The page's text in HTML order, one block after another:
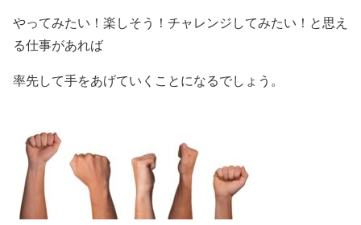
やってみたい！楽しそう！チャレンジしてみたい！と思え
る仕事があれば
率先して手をあげていくことになるでしょう。